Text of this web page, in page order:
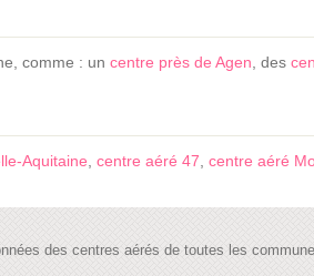
comme : un centre près de Agen , des
Aquitaine centre aéré 47 centre aéré
des centres aérés de toutes les